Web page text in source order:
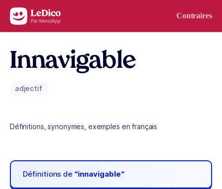
Aller au contenu Contraires
Innavigable
adjectif
Définitions, synonymes, exemples en français
Définitions de “innavigable“